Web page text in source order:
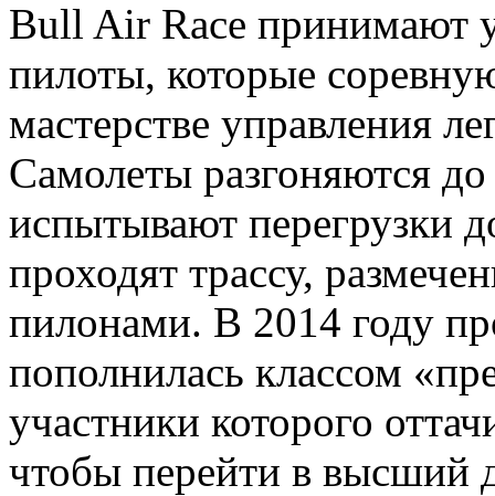
Bull Air Race принимают
пилоты, которые
мастерстве управления
Самолеты разгоняются
испытывают перегрузки
проходят трассу,
пилонами. В 2014 году
пополнилась классом
участники которого
чтобы перейти в высший